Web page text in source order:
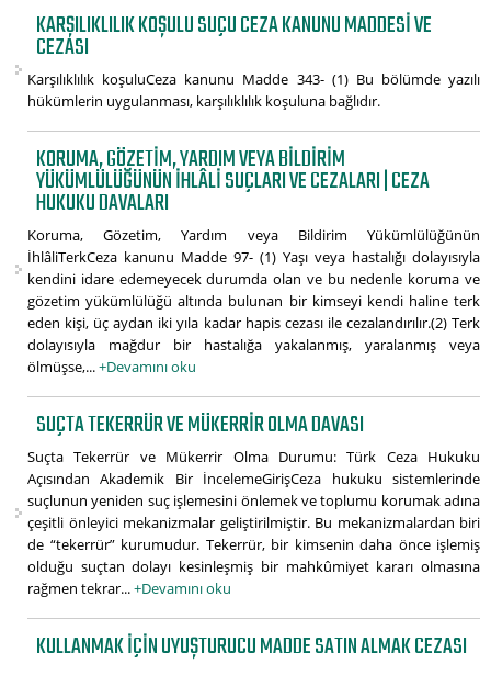
KARŞILIKLILIK KOŞULU SUÇU CEZA KANUNU MADDESI VE
CEZASI
Karşılıklılık koşuluCeza kanunu Madde 343- (1) Bu bölümde yazılı
hükümlerin uygulanması, karşılıklılık koşuluna bağlıdır.
KORUMA, GÖZETIM, YARDIM VEYA BILDIRIM
YÜKÜMLÜLÜĞÜNÜN İHLÂLI SUÇLARI VE CEZALARI | CEZA
HUKUKU DAVALARI
Koruma, Gözetim, Yardım veya Bildirim Yükümlülüğünün
İhlâliTerkCeza kanunu Madde 97- (1) Yaşı veya hastalığı dolayısıyla
kendini idare edemeyecek durumda olan ve bu nedenle koruma ve
gözetim yükümlülüğü altında bulunan bir kimseyi kendi haline terk
eden kişi, üç aydan iki yıla kadar hapis cezası ile cezalandırılır.(2) Terk
dolayısıyla mağdur bir hastalığa yakalanmış, yaralanmış veya
ölmüşse,...+Devamını oku
SUÇTA TEKERRÜR VE MÜKERRIR OLMA DAVASI
Suçta Tekerrür ve Mükerrir Olma Durumu: Türk Ceza Hukuku
Açısından Akademik Bir İncelemeGirişCeza hukuku sistemlerinde
suçlunun yeniden suç işlemesini önlemek ve toplumu korumak adına
çeşitli önleyici mekanizmalar geliştirilmiştir. Bu mekanizmalardan biri
de “tekerrür” kurumudur. Tekerrür, bir kimsenin daha önce işlemiş
olduğu suçtan dolayı kesinleşmiş bir mahkûmiyet kararı olmasına
rağmen tekrar...+Devamını oku
KULLANMAK IÇIN UYUŞTURUCU MADDE SATIN ALMAK CEZASI